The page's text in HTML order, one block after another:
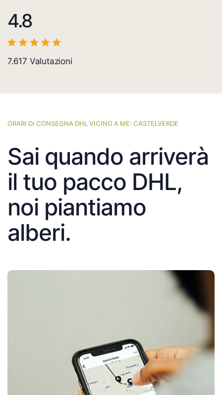
4.8
7.617 Valutazioni
ORARI DI CONSEGNA DHL VICINO A ME: CASTELVERDE
Sai quando arriverà
il tuo pacco DHL,
noi piantiamo
alberi.